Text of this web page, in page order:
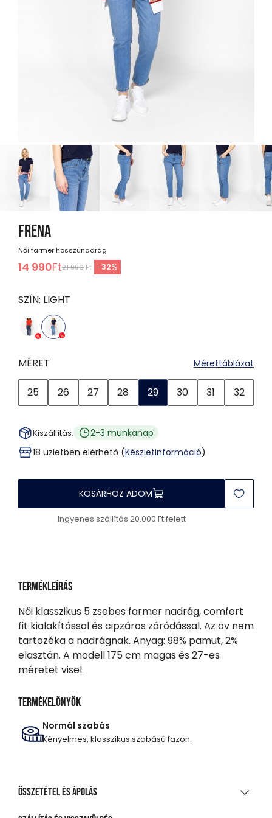
FRENA
Női farmer hosszúnadrág
14 990Ft21 990 Ft -32%
SZÍN: LIGHT
MÉRET Mérettáblázat
25 26 27 28 29 30 31 32
Kiszállítás:
2-3 munkanap
18 üzletben elérhető (Készletinformáció)
KOSÁRHOZ ADOM
Ingyenes szállítás 20.000 Ft felett
Termékleírás
Női klasszikus 5 zsebes farmer nadrág, comfort
fit kialakítással és cipzáros záródással. Az öv nem
tartozéka a nadrágnak. Anyag: 98% pamut, 2%
elasztán. A modell 175 cm magas és 27-es
méretet visel.
Termékelőnyök
Normál szabás
Kényelmes, klasszikus szabású fazon.
Összetétel és ápolás